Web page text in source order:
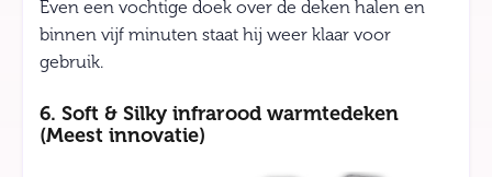
Even een vochtige doek over de deken halen en
binnen vijf minuten staat hij weer klaar voor
gebruik.
6. Soft & Silky infrarood warmtedeken
(Meest innovatie)